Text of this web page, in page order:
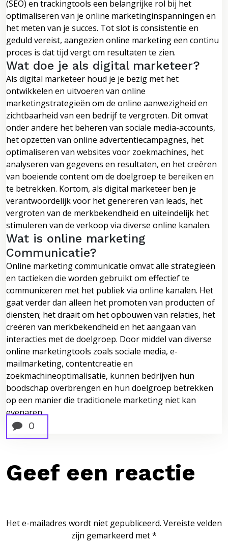
(SEO) en trackingtools een belangrijke rol bij het
optimaliseren van je online marketinginspanningen en
het meten van je succes. Tot slot is consistentie en
geduld vereist, aangezien online marketing een continu
proces is dat tijd vergt om resultaten te zien.
Wat doe je als digital marketeer?
Als digital marketeer houd je je bezig met het
ontwikkelen en uitvoeren van online
marketingstrategieën om de online aanwezigheid en
zichtbaarheid van een bedrijf te vergroten. Dit omvat
onder andere het beheren van sociale media-accounts,
het opzetten van online advertentiecampagnes, het
optimaliseren van websites voor zoekmachines, het
analyseren van gegevens en resultaten, en het creëren
van boeiende content om de doelgroep te bereiken en
te betrekken. Kortom, als digital marketeer ben je
verantwoordelijk voor het genereren van leads, het
vergroten van de merkbekendheid en uiteindelijk het
stimuleren van de verkoop via diverse online kanalen.
Wat is online marketing
Communicatie?
Online marketing communicatie omvat alle strategieën
en tactieken die worden gebruikt om effectief te
communiceren met het publiek via online kanalen. Het
gaat verder dan alleen het promoten van producten of
diensten; het draait om het opbouwen van relaties, het
creëren van merkbekendheid en het aangaan van
interacties met de doelgroep. Door middel van diverse
online marketingtools zoals sociale media, e-
mailmarketing, contentcreatie en
zoekmachineoptimalisatie, kunnen bedrijven hun
boodschap overbrengen en hun doelgroep betrekken
op een manier die traditionele marketing niet kan
evenaren.
0
Geef een reactie
Het e-mailadres wordt niet gepubliceerd. Vereiste velden
zijn gemarkeerd met*